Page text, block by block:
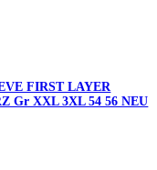
FIRST LAYER
Gr XXL 3XL 54 56 NEU